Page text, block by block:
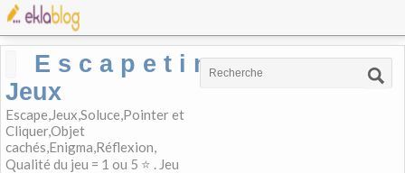
E s c a p e t i m e-
Jeux
Escape,Jeux,Soluce,Pointer et
Cliquer,Objet
cachés,Enigma,Réflexion,
Qualité du jeu = 1 ou 5 ⭐ . Jeu